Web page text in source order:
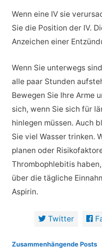
Wenn eine IV sie
Sie die Position der IV.
Anzeichen einer
Wenn Sie unterwegs
alle paar Stunden
Bewegen Sie Ihre Arme
sich, wenn Sie sich für
hinlegen müssen. Auch
Sie viel Wasser trinken.
planen oder
Thrombophlebitis
über die tägliche
Aspirin.
Twitter
Zusammenhängende Posts